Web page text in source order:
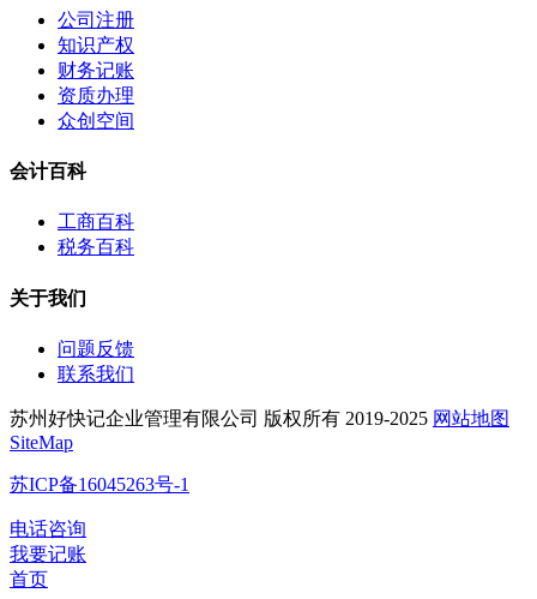
公司注册
知识产权
财务记账
资质办理
众创空间
会计百科
工商百科
税务百科
关于我们
问题反馈
联系我们
苏州好快记企业管理有限公司 版权所有 2019-2025 网站地图
SiteMap
苏ICP备16045263号-1
电话咨询
我要记账
首页